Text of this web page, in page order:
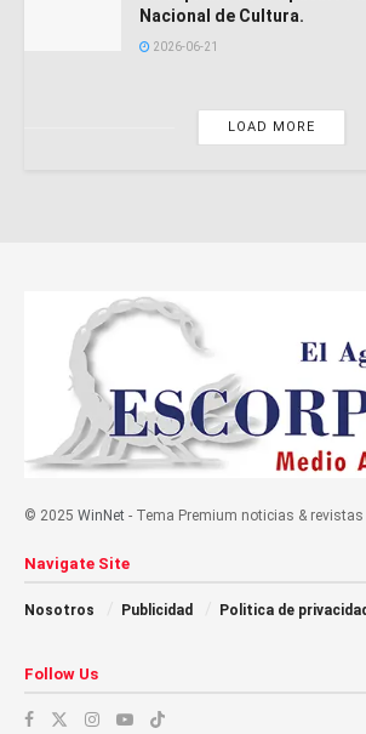
Nacional de Cultura.
2026-06-21
LOAD MORE
© 2025 WinNet - Tema Premium noticias & revistas
Navigate Site
Nosotros Publicidad Politica de privacidad
Follow Us